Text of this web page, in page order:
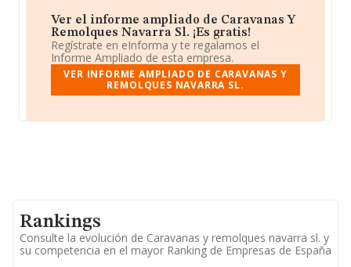
Ver el informe ampliado de Caravanas Y
Remolques Navarra Sl. ¡Es gratis!
Regístrate en eInforma y te regalamos el
Informe Ampliado de esta empresa.
VER INFORME AMPLIADO DE CARAVANAS Y
REMOLQUES NAVARRA SL.
Rankings
Consulte la evolución de Caravanas y remolques navarra sl. y
su competencia en el mayor Ranking de Empresas de España